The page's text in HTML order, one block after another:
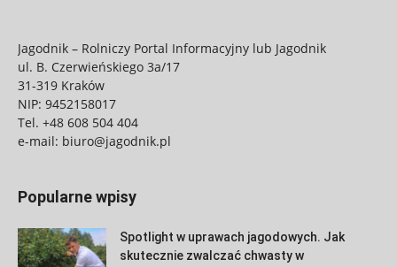
Jagodnik – Rolniczy Portal Informacyjny lub Jagodnik
ul. B. Czerwieńskiego 3a/17
31-319 Kraków
NIP: 9452158017
Tel. +48 608 504 404
e-mail: biuro@jagodnik.pl
Popularne wpisy
Spotlight w uprawach jagodowych. Jak
skutecznie zwalczać chwasty w